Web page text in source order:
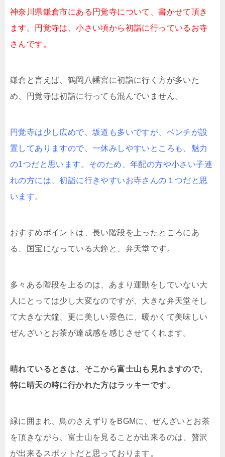
神奈川県鎌倉市にある円覚寺について、書かせて頂き
ます。円覚寺は、小さい頃から初詣に行っているお寺
さんです。
鎌倉と言えば、鶴岡八幡宮に初詣に行く方が多いた
め、円覚寺は初詣に行っても混んでいません。
円覚寺は少し広めで、坂道も多いですが、ベンチが設
置してありますので、一休みしやすいところも、魅力
の1つだと思います。そのため、年配の方や小さい子連
れの方には、初詣に行きやすいお寺さんの１つだと思
います。
おすすめポイントは、長い階段を上ったところにあ
る、国宝になっている大鐘と、弁天堂です。
多々ある階段を上るのは、あまり運動をしていない大
人にとっては少し大変なのですが、大きな弁天堂そし
て大きな大鐘、更に美しい景色に、暖かくて美味しい
ぜんざいとお茶が達成感を感じさせてくれます。
晴れているときは、そこから富士山も見れますので、
特に晴天の時に行かれた方はラッキーです。
緑に囲まれ、鳥のさえずりをBGMに、ぜんざいとお茶
を頂きながら、富士山を見ることが出来るのは、贅沢
が出来るスポットだと思っております。